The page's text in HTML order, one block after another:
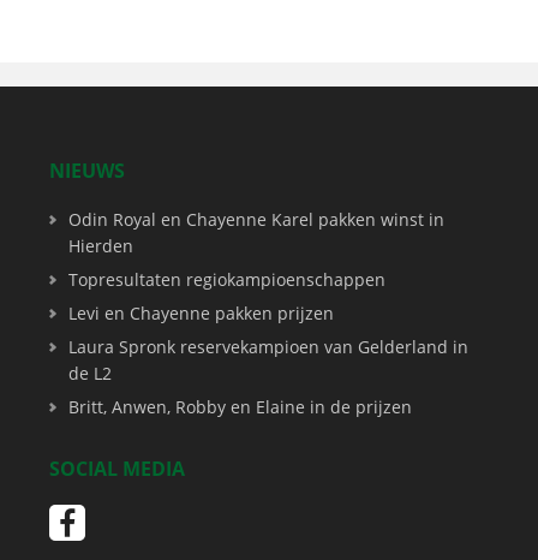
NIEUWS
Odin Royal en Chayenne Karel pakken winst in
Hierden
Topresultaten regiokampioenschappen
Levi en Chayenne pakken prijzen
Laura Spronk reservekampioen van Gelderland in
de L2
Britt, Anwen, Robby en Elaine in de prijzen
SOCIAL MEDIA